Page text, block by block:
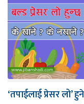
‘तपाईलाई प्रेसर